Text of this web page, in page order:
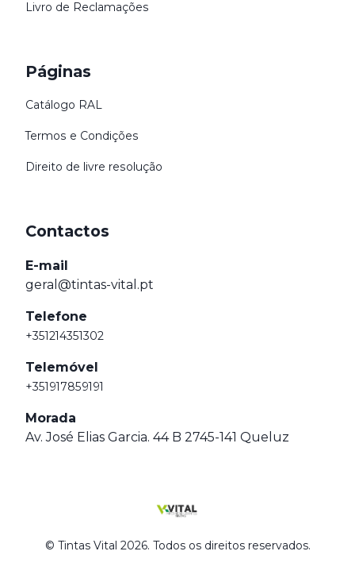
© Tintas Vital 2026. Todos os direitos reservados.
Livro de Reclamações
Páginas
Catálogo RAL
Termos e Condições
Direito de livre resolução
Contactos
E-mail
geral@tintas-vital.pt
Telefone
+351214351302
Telemóvel
+351917859191
Morada
Av. José Elias Garcia. 44 B 2745-141 Queluz